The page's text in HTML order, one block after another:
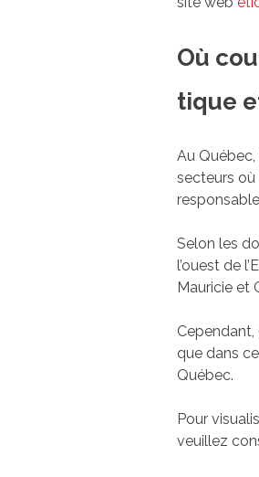
Où
tique
Au
secteurs
Selon les
l’ouest de
Mauricie et
que dans
Québec.
Pour
veuillez